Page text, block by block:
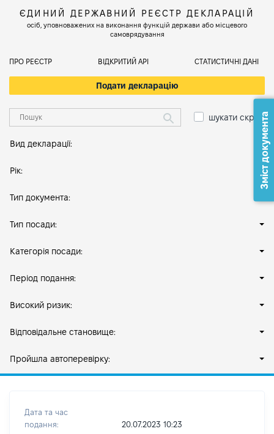
ЄДИНИЙ ДЕРЖАВНИЙ РЕЄСТР ДЕКЛАРАЦІЙ
осіб, уповноважених на виконання функцій держави або місцевого
самоврядування
ПРО РЕЄСТР ВІДКРИТИЙ АРІ СТАТИСТИЧНІ ДАНІ
Подати декларацію
шукати скрізь
Вид декларації:
Рік:
Тип документа:
Тип посади:
Категорія посади:
Період подання:
Високий ризик:
Відповідальне становище:
Пройшла автоперевірку:
Дата та час
подання:
20.07.2023 10:23
Зміст документа